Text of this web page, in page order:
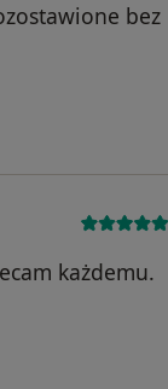
bez
każdemu.